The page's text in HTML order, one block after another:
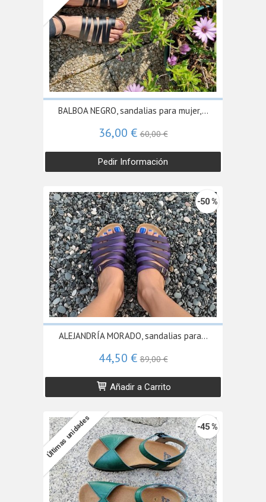
BALBOA NEGRO, sandalias para mujer,...
36,00 €60,00 €
Pedir Información
-50 %
ALEJANDRÍA MORADO, sandalias para...
44,50 €89,00 €
Añadir a Carrito
Últimas unidades -45 %